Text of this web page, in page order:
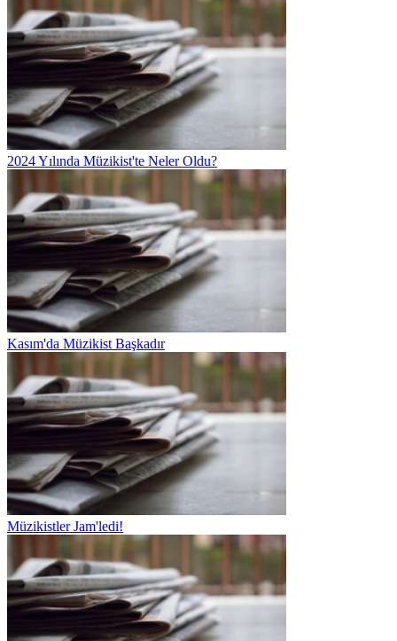
2024 Yılında Müzikist'te Neler Oldu?
Kasım'da Müzikist Başkadır
Müzikistler Jam'ledi!